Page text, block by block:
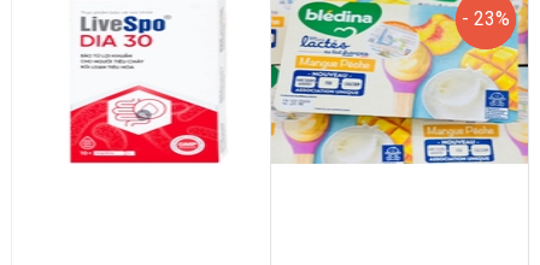
- 23%
- 23%